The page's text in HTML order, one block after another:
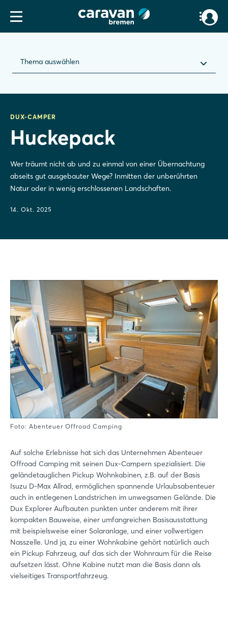
Thema auswählen
DUX-CAMPER
Huckepack
Wer träumt nicht ab und zu einmal von einer Übernachtung
abseits gut ausgebauter Wege? Inmitten der unberührten
Natur oder in wenig erschlossenen Landschaften.
14. Okt. 2025
Foto: Abenteuer Offroad Camping
Auf solche Erlebnisse hat sich das Unternehmen Abenteuer
Offroad Camping mit seinen Dux-Campern spezialisiert. Die
geländetauglichen Pickup Wohnkabinen, z.B. auf der Basis
Isuzu D-Max Allrad, ermöglichen spannende Urlaubsabenteuer
auch in entlegenen Landstrichen im unwegsamen Gelände. Die
Dux Explorer Aufbauten punkten unter anderem mit ihrer
kompakten Bauweise, einer umfangreichen Basisausstattung
mit beispielsweise einer Solaranlage, und einer vollwertigen
Nasszelle. Und ja, zu einer Wohnkabine gehört natürlich auch
ein Pickup Fahrzeug, auf das sich der Wohnraum für die Reise
aufsetzen lässt. Ohne Kabine nutzt man die Basis dann als
vielseitiges Transportfahrzeug.